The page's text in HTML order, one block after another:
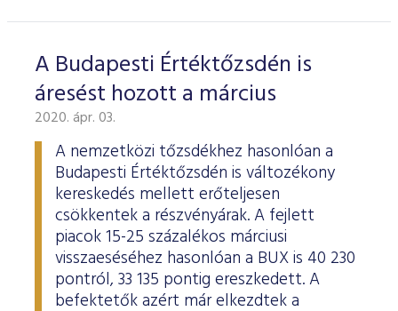
A Budapesti Értéktőzsdén is
áresést hozott a március
2020. ápr. 03.
A nemzetközi tőzsdékhez hasonlóan a
Budapesti Értéktőzsdén is változékony
kereskedés mellett erőteljesen
csökkentek a részvényárak. A fejlett
piacok 15-25 százalékos márciusi
visszaeséséhez hasonlóan a BUX is 40 230
pontról, 33 135 pontig ereszkedett. A
befektetők azért már elkezdtek a